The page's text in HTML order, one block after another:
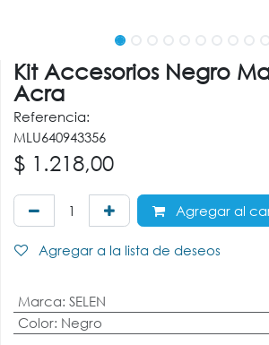
Kit Accesorios Negro
Acra
Referencia:
MLU640943356
$ 1.218,00
Agregar al
Agregar a la lista de deseos
Marca: SELEN
Color: Negro